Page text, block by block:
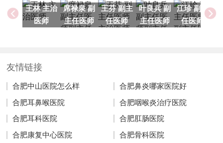
王林 主治
医师
席禄泉 副
主任医师
王芬 副主
任医师
叶良兵 副
主任医师
江珍 副主
任医师
友情链接
合肥中山医院怎么样 合肥鼻炎哪家医院好
合肥耳鼻喉医院 合肥咽喉炎治疗医院
合肥耳科医院 合肥肛肠医院
合肥康复中心医院 合肥骨科医院